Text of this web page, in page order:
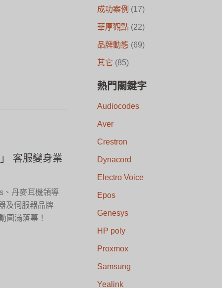
客服變身業
、丹麥耳機領導
及伺服器品牌
圓滿落幕！
成功案例 (17)
華厚觀點 (22)
品牌動態 (69)
其它 (85)
熱門關鍵字
Audiocodes
Aver
Crestron
Dynacord
Electro Voice
Epos
Genesys
HP poly
Proxmox
Samsung
Yealink